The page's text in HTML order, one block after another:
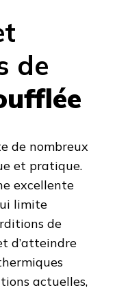
de
de nombreux
et pratique.
excellente
limite
de
d’atteindre
actuelles,